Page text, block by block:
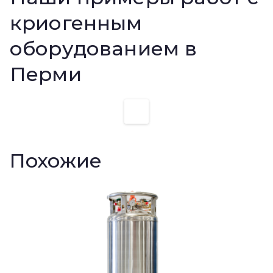
криогенным
оборудованием в
Перми
Похожие